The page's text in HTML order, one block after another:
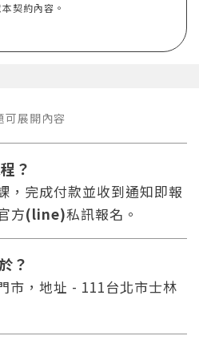
契約內容。
可展開內容
？
，完成付款並收到通知即報
方(line)私訊報名。
？
市，地址 - 111台北市士林